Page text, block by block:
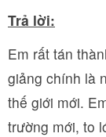
Trả lời:
Em rất tán
giảng chính là
thế giới mới.
trường mới, to